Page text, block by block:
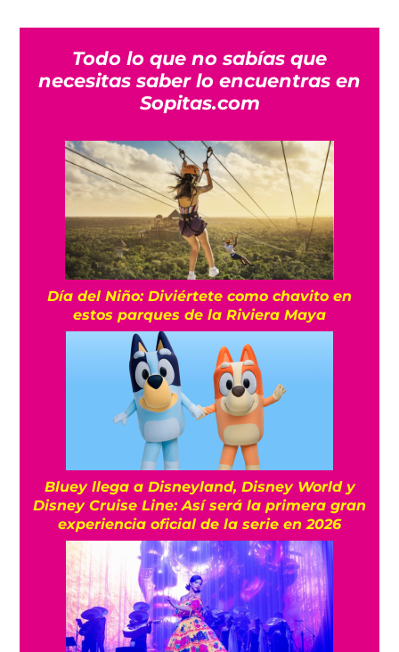
Todo lo que no sabías que
necesitas saber lo encuentras en
Sopitas.com
Día del Niño: Diviértete como chavito en
estos parques de la Riviera Maya
Bluey llega a Disneyland, Disney World y
Disney Cruise Line: Así será la primera gran
experiencia oficial de la serie en 2026